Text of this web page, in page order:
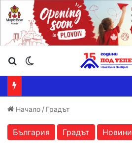
Търсене ...
Начало / Градът
България Градът Новини